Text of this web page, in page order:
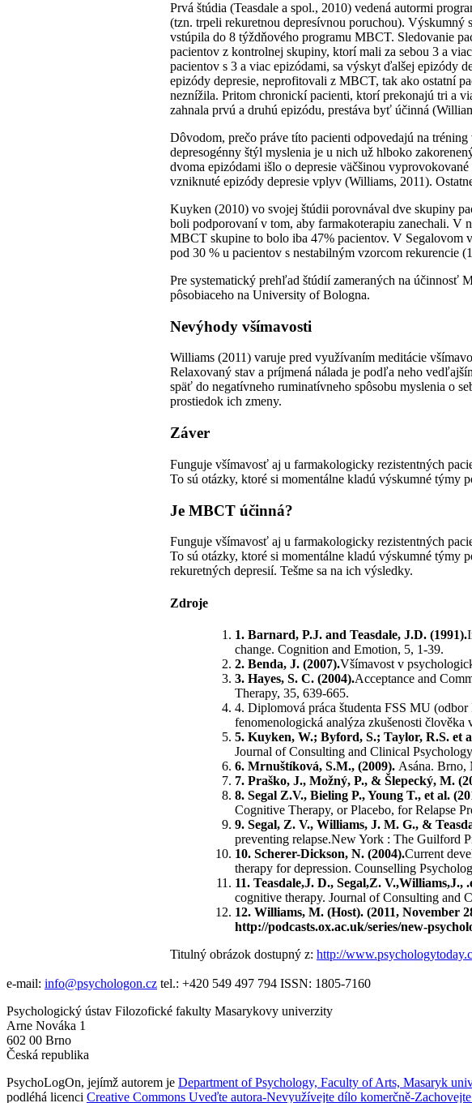
Prvá štúdia (Teasdale a spol., 2010) vedená autormi
(tzn. trpeli rekuretnou depresívnou poruchou).
vstúpila do 8 týždňového programu MBCT. Sledovanie
pacientov z kontrolnej skupiny, ktorí mali za sebou 3 a
pacientov s 3 a viac epizódami, sa výskyt ďalšej epizódy
epizódy depresie, neprofitovali z MBCT, tak ako ostatní
neznížila. Pritom chronickí pacienti, ktorí prekonajú tri a
zahnala prvú a druhú epizódu, prestáva byť účinná
Dôvodom, prečo práve títo pacienti odpovedajú na
depresogénny štýl myslenia je u nich už hlboko
dvoma epizódami išlo o depresie väčšinou
vzniknuté epizódy depresie vplyv (Williams, 2011).
Kuyken (2010) vo svojej štúdii porovnával dve skupiny
boli podporovaní v tom, aby farmakoterapiu zanechali. V
MBCT skupine to bolo iba 47% pacientov. V Segalovom
pod 30 % u pacientov s nestabilným vzorcom rekurencie
Pre systematický prehľad štúdií zameraných na účinnosť
pôsobiaceho na University of Bologna.
Nevýhody všímavosti
Williams (2011) varuje pred využívaním meditácie
Relaxovaný stav a príjmená nálada je podľa neho
späť do negatívneho ruminatívneho spôsobu myslenia o
prostiedok ich zmeny.
Záver
Funguje všímavosť aj u farmakologicky rezistentných
To sú otázky, ktoré si momentálne kladú výskumné týmy
Je MBCT účinná?
Funguje všímavosť aj u farmakologicky rezistentných
To sú otázky, ktoré si momentálne kladú výskumné týmy
rekuretných depresií. Tešme sa na ich výsledky.
Zdroje
1. Barnard, P.J. and Teasdale, J.D. (1991).
change. Cognition and Emotion, 5, 1-39.
2. Benda, J. (2007).Všímavost v
3. Hayes, S. C. (2004).Acceptance and
Therapy, 35, 639-665.
4. Diplomová práca študenta FSS MU
fenomenologická analýza zkušenosti člověka
5. Kuyken, W.; Byford, S.; Taylor, R.S. et
Journal of Consulting and Clinical
6. Mrnuštíková, S.M., (2009). Asána. Brno,
7. Praško, J., Možný, P., & Šlepecký, M.
8. Segal Z.V., Bieling P., Young T., et al.
Cognitive Therapy, or Placebo, for Relapse
9. Segal, Z. V., Williams, J. M. G., &
preventing relapse.New York : The Guilford
10. Scherer-Dickson, N. (2004).Current
therapy for depression. Counselling
11. Teasdale,J. D., Segal,Z. V.,Williams,J.,
cognitive therapy. Journal of Consulting and
12. Williams, M. (Host). (2011, November
http://podcasts.ox.ac.uk/series/new-
Titulný obrázok dostupný z: http://
e-mail: info@psychologon.cz tel.: +420 549 497 794 ISSN: 1805-7160
Psychologický ústav Filozofické fakulty Masarykovy univerzity
Arne Nováka 1
602 00 Brno
Česká republika
PsychoLogOn, jejímž autorem je Department of Psychology, Faculty of Arts, Masaryk
podléhá licenci Creative Commons Uveďte autora-Nevyužívejte dílo komerčně-